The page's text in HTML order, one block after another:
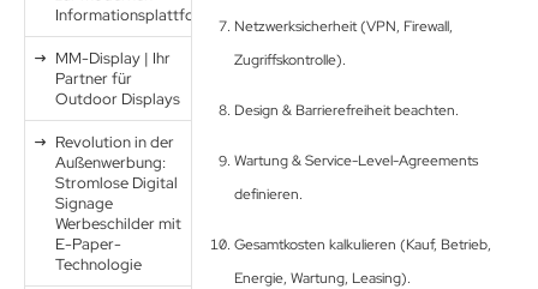
Informationsplattform
MM-Display | Ihr
Partner für
Outdoor Displays
Revolution in der
Außenwerbung:
Stromlose Digital
Signage
Werbeschilder mit
E-Paper-
Technologie
Netzwerksicherheit (VPN, Firewall,
Zugriffskontrolle).
Design & Barrierefreiheit beachten.
Wartung & Service-Level-Agreements
definieren.
Gesamtkosten kalkulieren (Kauf, Betrieb,
Energie, Wartung, Leasing).